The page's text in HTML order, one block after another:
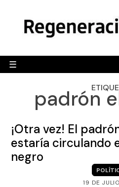
content
☰
ENGLISH
padrón
¡Otra vez! El
estaría circulando
negro
19 DE